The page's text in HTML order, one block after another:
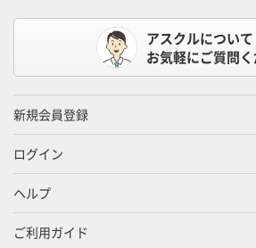
アスクルについて
お気軽にご質問く
新規会員登録
ログイン
ヘルプ
ご利用ガイド